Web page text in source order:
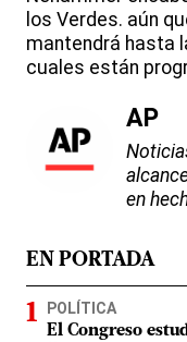
los Verdes. aún
mantendrá hasta
cuales están
AP
en
EN PORTADA
POLÍTICA
El Congreso